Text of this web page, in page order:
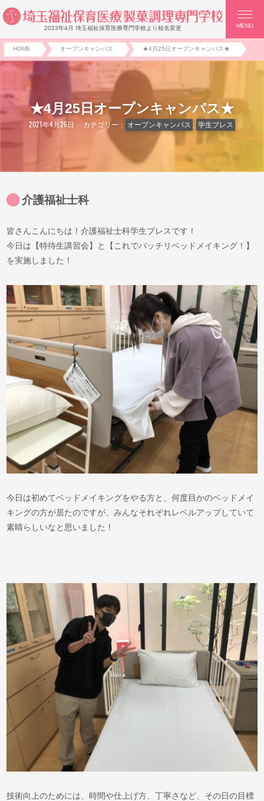
2023年4月 埼玉福祉保育医療専門学校より校名変更 MENU
HOME オープンキャンパス ★4月25日オープンキャンパス★
★4月25日オープンキャンパス★
2021年4月26日 カテゴリー： オープンキャンパス 学生プレス
介護福祉士科
皆さんこんにちは！介護福祉士科学生プレスです！
今日は【特待生講習会】と【これでバッチリベッドメイキング！】
を実施しました！
今日は初めてベッドメイキングをやる方と、何度目かのベッドメイ
キングの方が居たのですが、みんなそれぞれレベルアップしていて
素晴らしいなと思いました！
技術向上のためには、時間や仕上げ方、丁寧さなど、その日の目標